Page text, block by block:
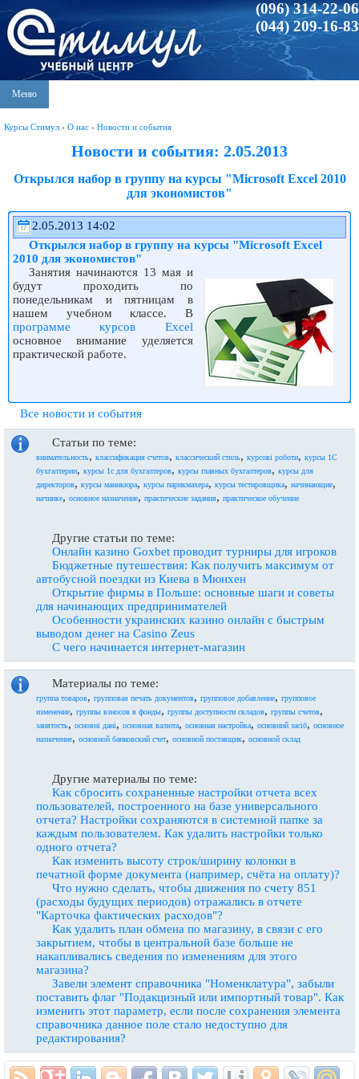
(096) 314-22-06
(044) 209-16-83
Меню
Курсы Стимул › О нас › Новости и события
Новости и события: 2.05.2013
Открылся набор в группу на курсы "Microsoft Excel 2010
для экономистов"
2.05.2013 14:02
Открылся набор в группу на курсы "Microsoft Excel
2010 для экономистов"
Занятия начинаются 13 мая и
будут проходить по
понедельникам и пятницам в
нашем учебном классе. В
программе курсов Excel
основное внимание уделяется
практической работе.
Все новости и события
Статьи по теме:
внимательность, классификация счетов, классический стиль, курсові роботи, курсы 1С
бухгалтерии, курсы 1с для бухгалтеров, курсы главных бухгалтеров, курсы для
директоров, курсы маникюра, курсы парикмахера, курсы тестировщика, начинающие,
начинке, основное назначение, практические задания, практическое обучение
Другие статьи по теме:
Онлайн казино Goxbet проводит турниры для игроков
Бюджетные путешествия: Как получить максимум от
автобусной поездки из Киева в Мюнхен
Открытие фирмы в Польше: основные шаги и советы
для начинающих предпринимателей
Особенности украинских казино онлайн с быстрым
выводом денег на Casino Zeus
С чего начинается интернет-магазин
Материалы по теме:
группа товаров, групповая печать документов, групповое добавление, групповое
изменение, группы взносов в фонды, группы доступности складов, группы счетов,
занятость, основні дані, основная валюта, основная настройка, основний засіб, основное
назначение, основной банковский счет, основной поставщик, основной склад
Другие материалы по теме:
Как сбросить сохраненные настройки отчета всех
пользователей, построенного на базе универсального
отчета? Настройки сохраняются в системной папке за
каждым пользователем. Как удалить настройки только
одного отчета?
Как изменить высоту строк/ширину колонки в
печатной форме документа (например, счёта на оплату)?
Что нужно сделать, чтобы движения по счету 851
(расходы будущих периодов) отражались в отчете
"Карточка фактических расходов"?
Как удалить план обмена по магазину, в связи с его
закрытием, чтобы в центральной базе больше не
накапливались сведения по изменениям для этого
магазина?
Завели элемент справочника "Номенклатура", забыли
поставить флаг "Подакцизный или импортный товар". Как
изменить этот параметр, если после сохранения элемента
справочника данное поле стало недоступно для
редактирования?